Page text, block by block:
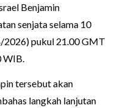
Benjamin
senjata selama 10
2026) pukul 21.00 GMT
tersebut akan
langkah lanjutan